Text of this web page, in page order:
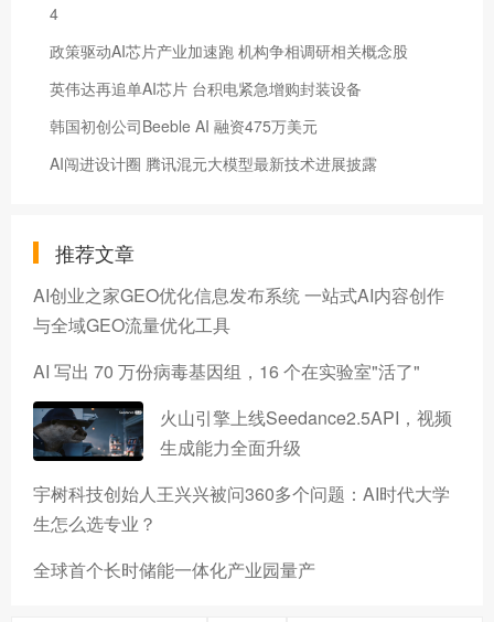
4
政策驱动AI芯片产业加速跑 机构争相调研相关概念股
英伟达再追单AI芯片 台积电紧急增购封装设备
韩国初创公司Beeble AI 融资475万美元
AI闯进设计圈 腾讯混元大模型最新技术进展披露
推荐文章
AI创业之家GEO优化信息发布系统 一站式AI内容创作
与全域GEO流量优化工具
AI 写出 70 万份病毒基因组，16 个在实验室"活了"
火山引擎上线Seedance2.5API，视频
生成能力全面升级
宇树科技创始人王兴兴被问360多个问题：AI时代大学
生怎么选专业？
全球首个长时储能一体化产业园量产